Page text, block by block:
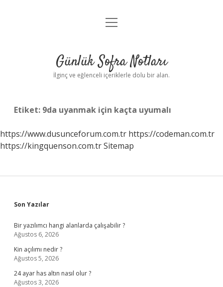
Anasayfa
Yasal Uyarı
menüyü
Günlük Sofra Notları
İlginç ve eğlenceli içeriklerle dolu bir alan.
Etiket: 9da uyanmak için kaçta uyumalı
https://www.dusunceforum.com.tr https://codeman.com.tr
https://kingquenson.com.trSitemap
Sidebar
Son Yazılar
Bir yazılımcı hangi alanlarda çalışabilir ?
Ağustos 6, 2026
Kin açılımı nedir ?
Ağustos 5, 2026
24 ayar has altın nasıl olur ?
Ağustos 3, 2026